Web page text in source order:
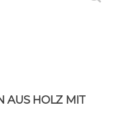
AUS HOLZ MIT